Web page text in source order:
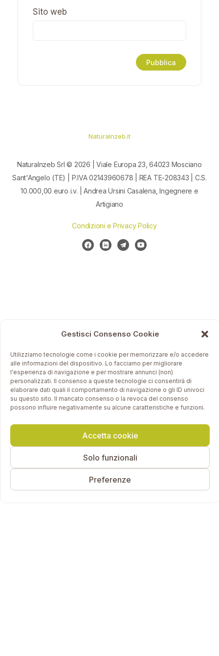
Gestisci Consenso Cookie
Utilizziamo tecnologie come i cookie per memorizzare e/o accedere
alle informazioni del dispositivo. Lo facciamo per migliorare
l'esperienza di navigazione e per mostrare annunci (non)
personalizzati. Il consenso a queste tecnologie ci consentirà di
elaborare dati quali il comportamento di navigazione o gli ID univoci
su questo sito. Il mancato consenso o la revoca del consenso
possono influire negativamente su alcune caratteristiche e funzioni.
Accetta cookie
Solo funzionali
Preferenze
Sito web
Naturalnzeb.it
Naturalnzeb Srl © 2026 | Viale Europa 23, 64023 Mosciano
Sant'Angelo (TE) | P.IVA 02143960678 | REA TE-208343 | C.S.
10.000,00 euro i.v. | Andrea Ursini Casalena, Ingegnere e
Artigiano
Condizioni e Privacy Policy